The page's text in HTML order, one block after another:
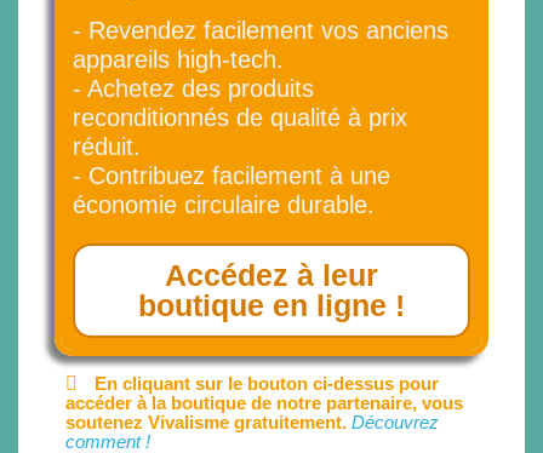
- Revendez facilement vos anciens
appareils high-tech.
- Achetez des produits
reconditionnés de qualité à prix
réduit.
- Contribuez facilement à une
économie circulaire durable.
Accédez à leur
boutique en ligne !
En cliquant sur le bouton ci-dessus pour
accéder à la boutique de notre partenaire, vous
soutenez Vivalisme gratuitement. Découvrez
comment !